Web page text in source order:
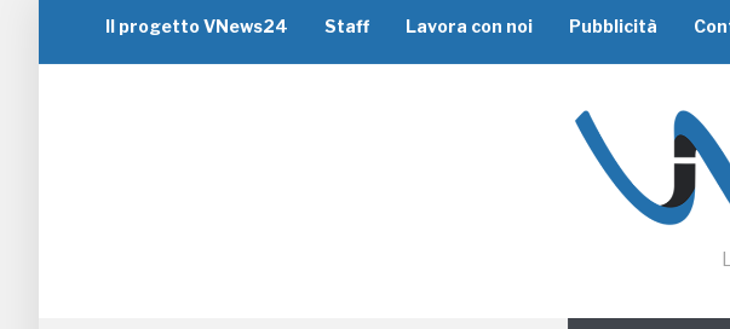
Il progetto VNews24 Staff Lavora con noi Pubblicità